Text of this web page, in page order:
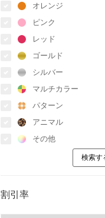
オレンジ
ピンク
レッド
ゴールド
シルバー
マルチカラー
パターン
アニマル
その他
割引率